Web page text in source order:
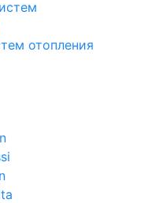
отопления